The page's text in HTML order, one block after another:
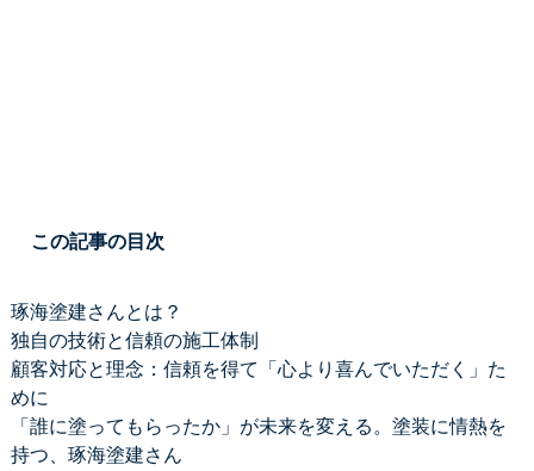
この記事の目次
琢海塗建さんとは？
独自の技術と信頼の施工体制
顧客対応と理念：信頼を得て「心より喜んでいただく」た
めに
「誰に塗ってもらったか」が未来を変える。塗装に情熱を
持つ、琢海塗建さん